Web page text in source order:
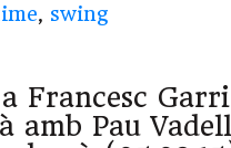
, swing
Francesc
amb Pau